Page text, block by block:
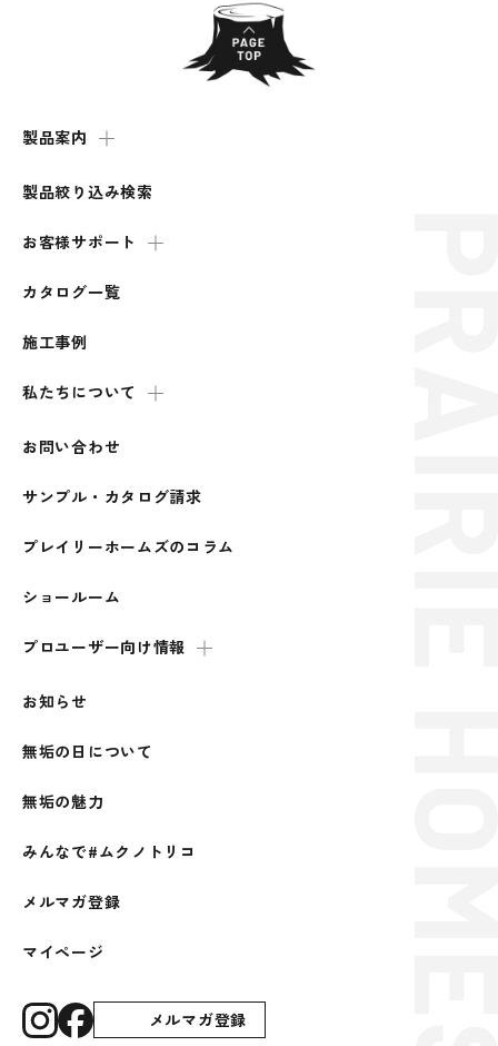
製品案内
製品絞り込み検索
お客様サポート
カタログ一覧
施工事例
私たちについて
お問い合わせ
サンプル・カタログ請求
プレイリーホームズのコラム
ショールーム
プロユーザー向け情報
お知らせ
無垢の日について
無垢の魅力
みんなで#ムクノトリコ
メルマガ登録
マイページ
メルマガ登録